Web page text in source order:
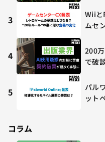
3
Wiiと
ムセ
4
200
で破
5
パル
ット
コラム